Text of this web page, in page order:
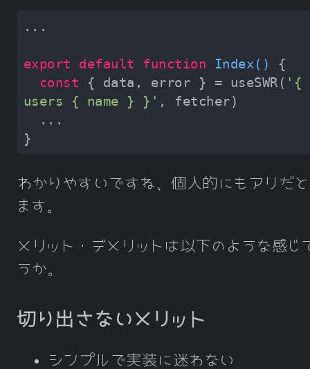
export default function Index ( )
const { data, error } = useSWR( '{
users { name } }'
わかりやすいですね、個人的にもアリだ
ます。
メリット・デメリットは以下のような感じ
うか。
切り出さないメリット
シンプルで実装に迷わない